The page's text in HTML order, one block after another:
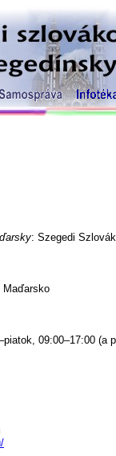
: Szegedi
Maďarsko
09:00–17:00 (a